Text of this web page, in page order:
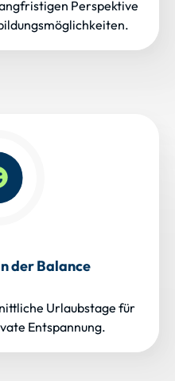
Perspektive
der Balance
Urlaubstage für
Entspannung.